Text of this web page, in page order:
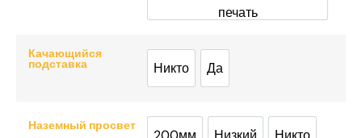
печать
Да, Пожалуйста,
Качающийся
подставка Никто Да
Да
Наземный просвет